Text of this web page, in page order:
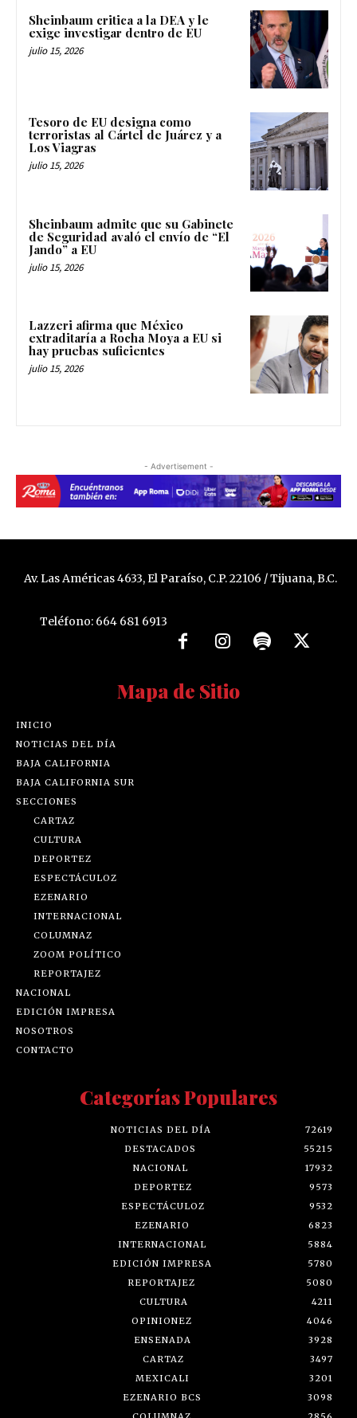
Sheinbaum critica a la DEA y le
exige investigar dentro de EU
julio 15, 2026
Tesoro de EU designa como
terroristas al Cártel de Juárez y a
Los Viagras
julio 15, 2026
Sheinbaum admite que su Gabinete
de Seguridad avaló el envío de “El
Jando” a EU
julio 15, 2026
Lazzeri afirma que México
extraditaría a Rocha Moya a EU si
hay pruebas suficientes
julio 15, 2026
- Advertisement -
Av. Las Américas 4633, El Paraíso, C.P. 22106 / Tijuana, B.C.
Teléfono: 664 681 6913
Mapa de Sitio
INICIO
NOTICIAS DEL DÍA
BAJA CALIFORNIA
BAJA CALIFORNIA SUR
SECCIONES
CARTAZ
CULTURA
DEPORTEZ
ESPECTÁCULOZ
EZENARIO
INTERNACIONAL
COLUMNAZ
ZOOM POLÍTICO
REPORTAJEZ
NACIONAL
EDICIÓN IMPRESA
NOSOTROS
CONTACTO
Categorías Populares
NOTICIAS DEL DÍA
72619
DESTACADOS
55215
NACIONAL
17932
DEPORTEZ
9573
ESPECTÁCULOZ
9532
EZENARIO
6823
INTERNACIONAL
5884
EDICIÓN IMPRESA
5780
REPORTAJEZ
5080
CULTURA
4211
OPINIONEZ
4046
ENSENADA
3928
CARTAZ
3497
MEXICALI
3201
EZENARIO BCS
3098